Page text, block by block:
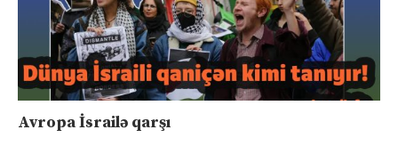
Avropa İsrailə qarşı